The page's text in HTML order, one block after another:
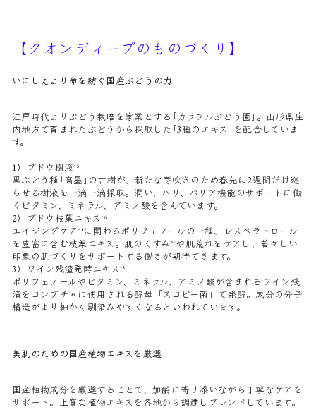
【クオンディープのものづくり】
いにしえより命を紡ぐ国産ぶどうの力
江戸時代よりぶどう栽培を家業とする｢カラフルぶどう園｣。山形県庄
内地方で育まれたぶどうから採取した｢3種のエキス｣を配合していま
す。
1）ブドウ樹液*5
黒ぶどう種｢高墨｣の古樹が、新たな芽吹きのため春先に2週間だけ巡
らせる樹液を一滴一滴採取。潤い、ハリ、バリア機能のサポートに働
くビタミン、ミネラル、アミノ酸を含んでいます。
2）ブドウ枝葉エキス*6
エイジングケア*1 に関わるポリフェノールの一種、レスベラトロール
を豊富に含む枝葉エキス。肌のくすみ*7や肌荒れをケアし、若々しい
印象の肌づくりをサポートする働きが期待できます。
3）ワイン残渣発酵エキス*8
ポリフェノールやビタミン、ミネラル、アミノ酸が含まれるワイン残
渣をコンブチャに使用される酵母「スコビー菌」で発酵。成分の分子
構造がより細かく馴染みやすくなるといわれています。
美肌のための国産植物エキスを厳選
国産植物成分を厳選することで、加齢に寄り添いながら丁寧なケアを
サポート。上質な植物エキスを各地から調達しブレンドしています。